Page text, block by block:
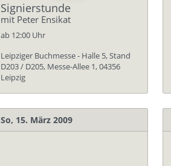
Signierstunde
mit Peter Ensikat
ab 12:00 Uhr
Leipziger Buchmesse - Halle 5, Stand
D203 / D205, Messe-Allee 1, 04356
Leipzig
So, 15. März 2009